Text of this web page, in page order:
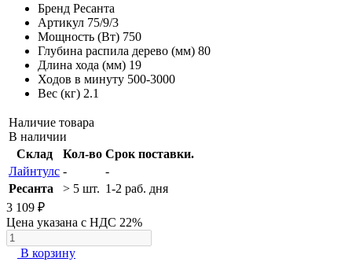
Бренд Ресанта
Артикул 75/9/3
Мощность (Вт) 750
Глубина распила дерево (мм) 80
Длина хода (мм) 19
Ходов в минуту 500-3000
Вес (кг) 2.1
Наличие товара
В наличии
Склад
Кол-во Срок поставки.
Лайнтулс -
-
Ресанта
> 5 шт. 1-2 раб. дня
3 109 ₽
Цена указана с НДС 22%
В корзину